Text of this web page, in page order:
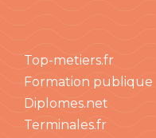
Top-metiers.fr
Formation publique
Diplomes.net
Terminales.fr